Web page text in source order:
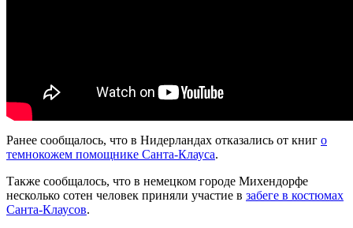
Ранее сообщалось, что в Нидерландах отказались от книг о
темнокожем помощнике Санта-Клауса.
Также сообщалось, что в немецком городе Михендорфе
несколько сотен человек приняли участие в забеге в костюмах
Санта-Клаусов.